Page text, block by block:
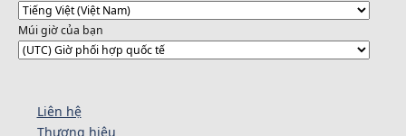
Múi giờ của bạn
Liên hệ
Thương hiệu